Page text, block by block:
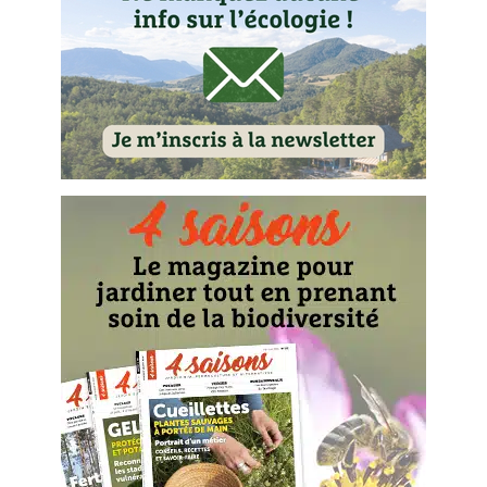
Soins et cosmétiques au naturel
Société et alternatives
Vivre l’écologie
Protéger la nature
Enfants
Actions pour la planète
Les 4 saisons
Archives